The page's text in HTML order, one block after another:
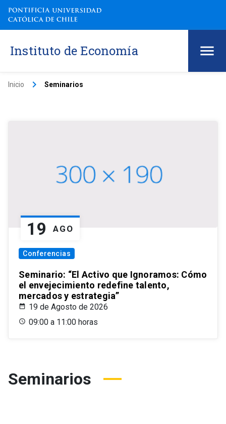
Instituto de Economía
Inicio keyboard_arrow_right Seminarios
19 AGO
Conferencias
Seminario: “El Activo que Ignoramos: Cómo
el envejecimiento redefine talento,
mercados y estrategia”
19 de Agosto de 2026
09:00 a 11:00 horas
Seminarios